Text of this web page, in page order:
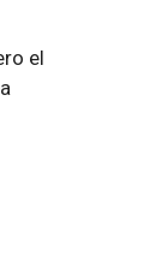
el